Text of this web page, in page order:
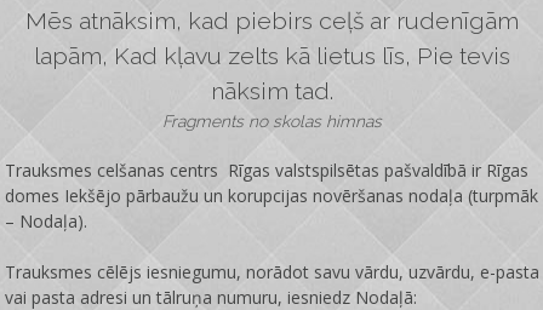
Mēs atnāksim, kad piebirs ceļš ar rudenīgām
lapām, Kad kļavu zelts kā lietus līs, Pie tevis
nāksim tad.
Fragments no skolas himnas
Trauksmes celšanas centrs Rīgas valstspilsētas pašvaldībā ir Rīgas
domes Iekšējo pārbaužu un korupcijas novēršanas nodaļa (turpmāk
– Nodaļa).
Trauksmes cēlējs iesniegumu, norādot savu vārdu, uzvārdu, e-pasta
vai pasta adresi un tālruņa numuru, iesniedz Nodaļā: